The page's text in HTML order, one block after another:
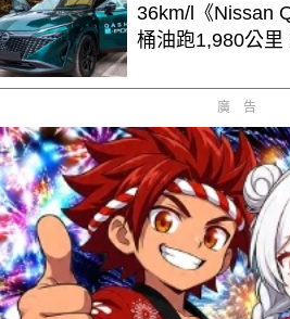
36km/l《Nissan
桶油跑1,980公里
廣告